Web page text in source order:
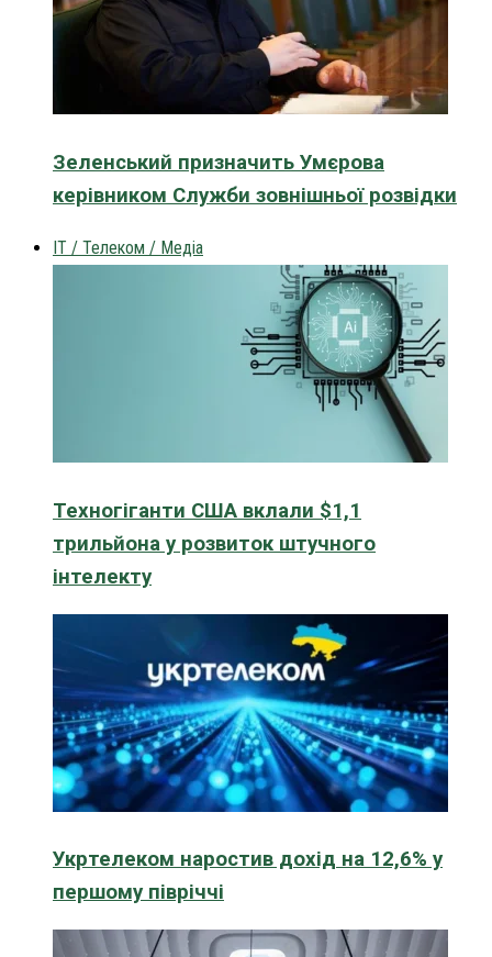
Зеленський призначить Умєрова
керівником Служби зовнішньої розвідки
IT / Телеком / Медіа
Техногіганти США вклали $1,1
трильйона у розвиток штучного
інтелекту
Укртелеком наростив дохід на 12,6% у
першому півріччі